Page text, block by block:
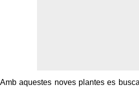
Amb aquestes noves plantes es